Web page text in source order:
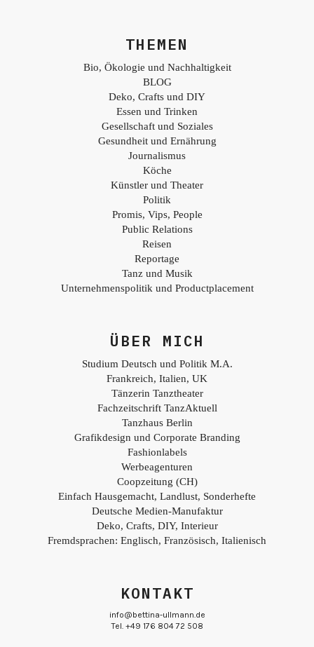
THEMEN
Bio, Ökologie und Nachhaltigkeit
BLOG
Deko, Crafts und DIY
Essen und Trinken
Gesellschaft und Soziales
Gesundheit und Ernährung
Journalismus
Köche
Künstler und Theater
Politik
Promis, Vips, People
Public Relations
Reisen
Reportage
Tanz und Musik
Unternehmenspolitik und Productplacement
ÜBER MICH
Studium Deutsch und Politik M.A.
Frankreich, Italien, UK
Tänzerin Tanztheater
Fachzeitschrift TanzAktuell
Tanzhaus Berlin
Grafikdesign und Corporate Branding
Fashionlabels
Werbeagenturen
Coopzeitung (CH)
Einfach Hausgemacht, Landlust, Sonderhefte
Deutsche Medien-Manufaktur
Deko, Crafts, DIY, Interieur
Fremdsprachen: Englisch, Französisch, Italienisch
KONTAKT
info@bettina-ullmann.de
Tel. +49 176 804 72 508